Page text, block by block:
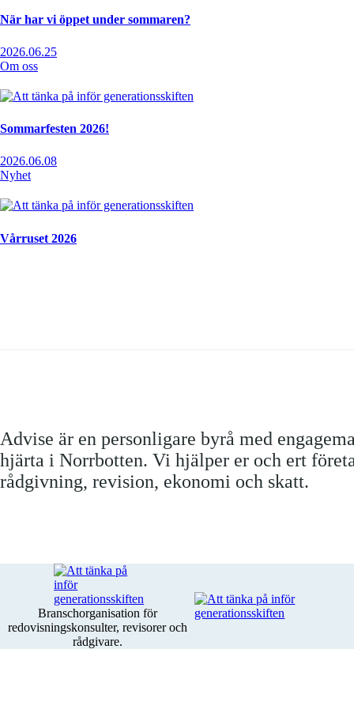
När har vi öppet under sommaren?
2026.06.25
Om oss
Sommarfesten 2026!
2026.06.08
Nyhet
Vårruset 2026
Advise är en personligare byrå med
hjärta i Norrbotten. Vi hjälper er och ert
rådgivning, revision, ekonomi och skatt.
Branschorganisation för
redovisningskonsulter, revisorer och
rådgivare.